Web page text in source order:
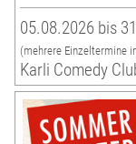
05.08.2026 bis
(mehrere Einzeltermine
Karli Comedy